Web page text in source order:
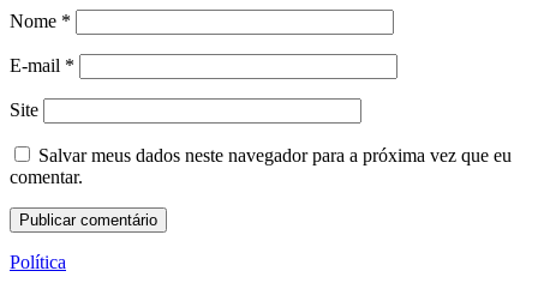
Nome *
E-mail *
Site
Salvar meus dados neste navegador para a próxima vez que eu
comentar.
Política